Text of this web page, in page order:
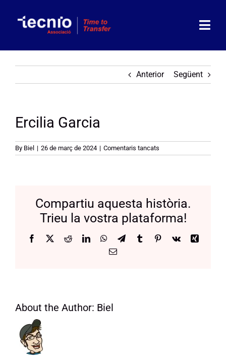
content
Partners
Actualitat
Contacte
Manifest
Anterior Següent
Ercilia Garcia
By Biel | 26 de març de 2024 | Comentaris tancats
Ercilia
Compartiu aquesta història.
Trieu la vostra plataforma!
Facebook
X RedditLinkedInWhatsApp
TelegramTumblrPinterest
Vk
Xing
Email:
About the Author: Biel